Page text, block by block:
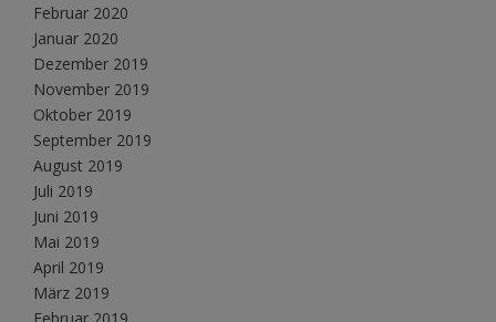
Februar 2020
Januar 2020
Dezember 2019
November 2019
Oktober 2019
September 2019
August 2019
Juli 2019
Juni 2019
Mai 2019
April 2019
März 2019